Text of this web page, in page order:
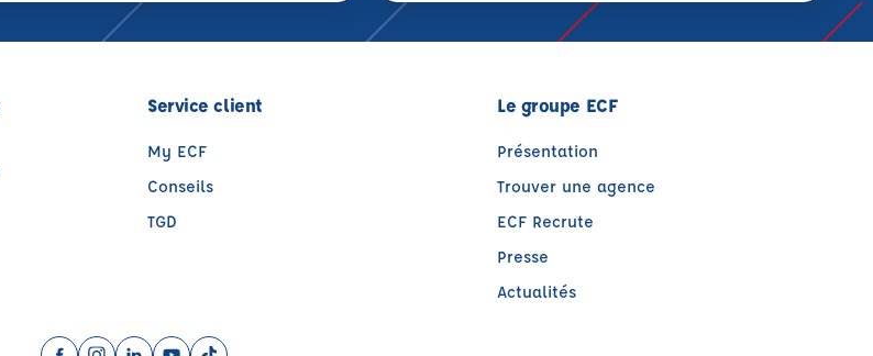
Service client
My ECF
Conseils
TGD
Le groupe ECF
Présentation
Trouver une agence
ECF Recrute
Presse
Actualités